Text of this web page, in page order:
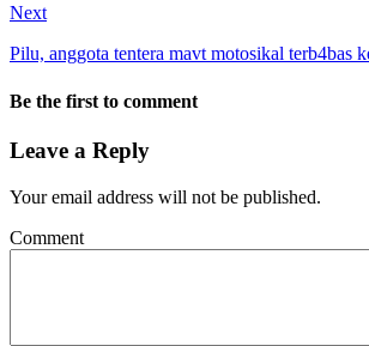
Next
Pilu, anggota tentera mavt motosikal terb4bas
Be the first to comment
Leave a Reply
Your email address will not be published.
Comment